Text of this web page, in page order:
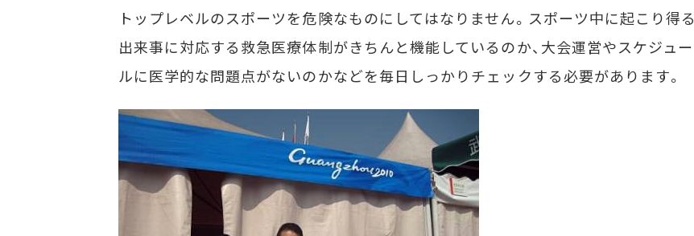
トップレベルのスポーツを危険なものにしてはなりません。スポーツ中に起こり得る
出来事に対応する救急医療体制がきちんと機能しているのか、大会運営やスケジュー
ルに医学的な問題点がないのかなどを毎日しっかりチェックする必要があります。